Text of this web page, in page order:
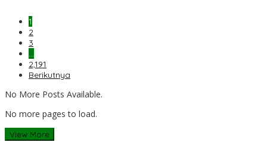
1
2
3
…
2,191
Berikutnya
No More Posts Available.
No more pages to load.
View More